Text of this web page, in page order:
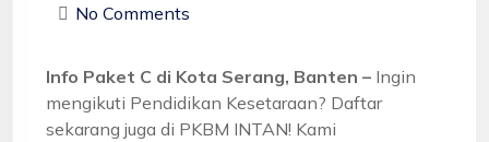
No Comments
Info Paket C di Kota Serang, Banten – Ingin
mengikuti Pendidikan Kesetaraan? Daftar
sekarang juga di PKBM INTAN! Kami